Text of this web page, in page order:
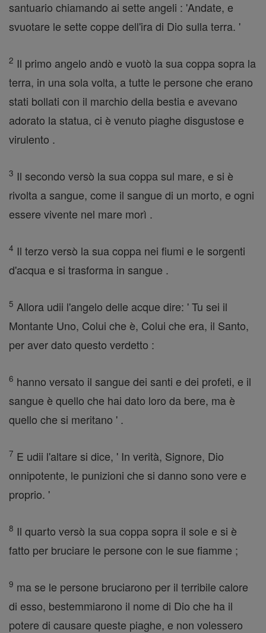
santuario chiamando ai sette angeli : 'Andate, e
svuotare le sette coppe dell'ira di Dio sulla terra. '
2 Il primo angelo andò e vuotò la sua coppa sopra la
terra, in una sola volta, a tutte le persone che erano
stati bollati con il marchio della bestia e avevano
adorato la statua, ci è venuto piaghe disgustose e
virulento .
3 Il secondo versò la sua coppa sul mare, e si è
rivolta a sangue, come il sangue di un morto, e ogni
essere vivente nel mare morì .
4 Il terzo versò la sua coppa nei fiumi e le sorgenti
d'acqua e si trasforma in sangue .
5 Allora udii l'angelo delle acque dire: ' Tu sei il
Montante Uno, Colui che è, Colui che era, il Santo,
per aver dato questo verdetto :
6 hanno versato il sangue dei santi e dei profeti, e il
sangue è quello che hai dato loro da bere, ma è
quello che si meritano ' .
7 E udii l'altare si dice, ' In verità, Signore, Dio
onnipotente, le punizioni che si danno sono vere e
proprio. '
8 Il quarto versò la sua coppa sopra il sole e si è
fatto per bruciare le persone con le sue fiamme ;
9 ma se le persone bruciarono per il terribile calore
di esso, bestemmiarono il nome di Dio che ha il
potere di causare queste piaghe, e non volessero